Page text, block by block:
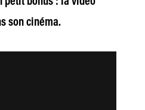
son cinéma.